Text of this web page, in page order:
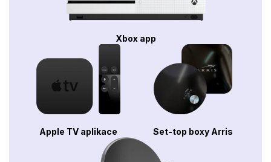
Xbox app
Apple TV aplikace Set-top boxy Arris